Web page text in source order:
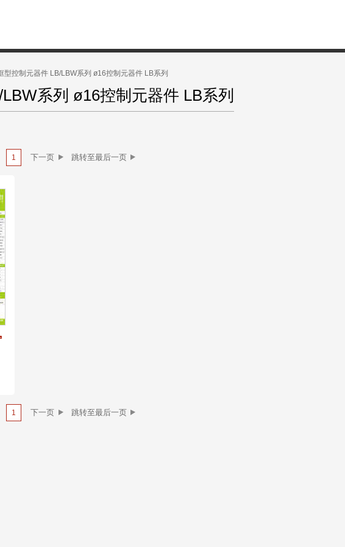
型控制元器件 LB/LBW系列 ø16控制元器件 LB系列
系列 ø16控制元器件 LB系列
1
1